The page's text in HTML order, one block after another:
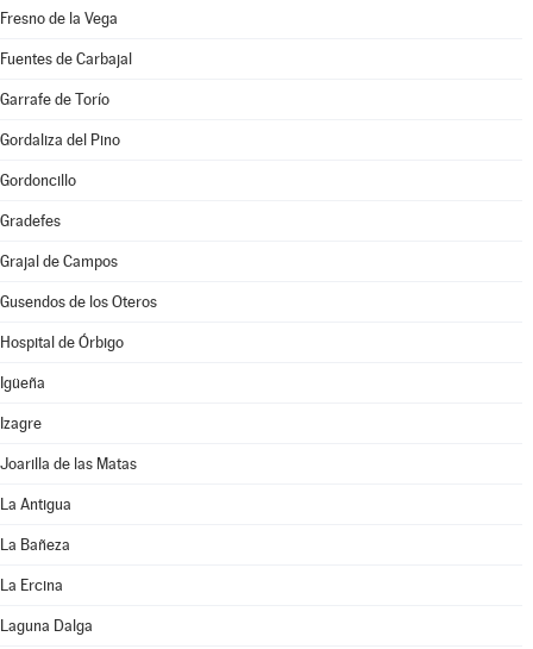
Fresno de la Vega
Fuentes de Carbajal
Garrafe de Torío
Gordaliza del Pino
Gordoncillo
Gradefes
Grajal de Campos
Gusendos de los Oteros
Hospital de Órbigo
Igüeña
Izagre
Joarilla de las Matas
La Antigua
La Bañeza
La Ercina
Laguna Dalga